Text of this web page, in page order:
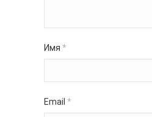
Имя *
Email *